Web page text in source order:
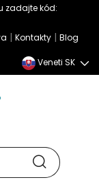
zadajte kód:
| Kontakty | Blog
Veneti SK